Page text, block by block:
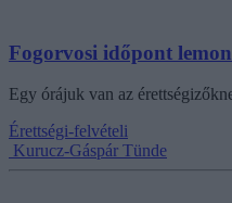
Fogorvosi időpont
Egy órájuk van az
Érettségi-felvételi
Kurucz-Gáspár Tünde